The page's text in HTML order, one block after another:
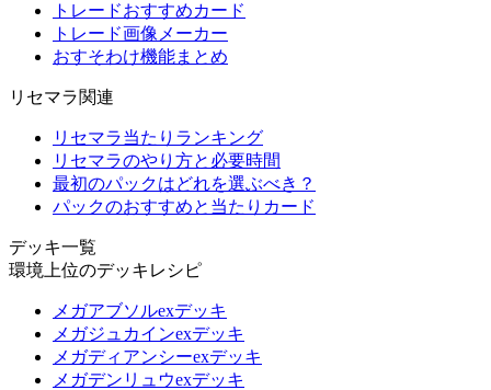
トレードおすすめカード
トレード画像メーカー
おすそわけ機能まとめ
リセマラ関連
リセマラ当たりランキング
リセマラのやり方と必要時間
最初のパックはどれを選ぶべき？
パックのおすすめと当たりカード
デッキ一覧
環境上位のデッキレシピ
メガアブソルexデッキ
メガジュカインexデッキ
メガディアンシーexデッキ
メガデンリュウexデッキ